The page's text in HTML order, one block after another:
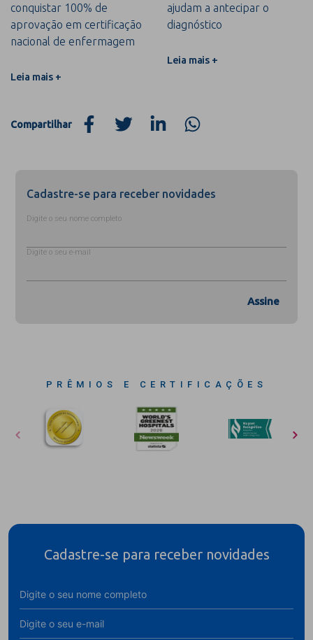
conquistar 100% de
aprovação em certificação
nacional de enfermagem
Leia mais +
ajudam a antecipar o
diagnóstico
Leia mais +
Compartilhar
Cadastre-se para receber novidades
Digite o seu nome completo
Digite o seu e-mail
Assine
PRÊMIOS E CERTIFICAÇÕES
Cadastre-se para receber novidades